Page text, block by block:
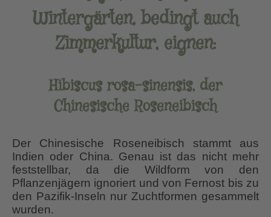
Wintergärten, bedingt auch
Zimmerkultur, eignen:
Hibiscus rosa-sinensis, der
Chinesische Roseneibisch
Der Chinesische Roseneibisch stammt aus
Indien oder China. Genau ist das nicht mehr
feststellbar, da die Wildform von den
Pflanzenjägern ignoriert und von Fernost bis zu
den Pazifik-Inseln nur Zuchtformen gesammelt
wurden.